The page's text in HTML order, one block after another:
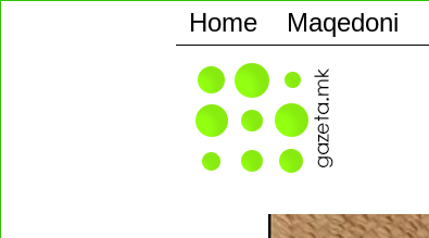
Home Maqedoni